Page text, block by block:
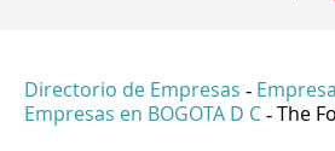
Directorio de Empresas -
Empresas en BOGOTA D C - The